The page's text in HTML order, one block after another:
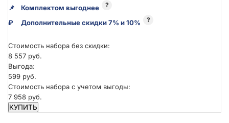
📌 Комплектом выгоднее ?
₽ Дополнительные скидки 7% и 10% ?
Стоимость набора без скидки:
8 557 руб.
Выгода:
599 руб.
Стоимость набора с учетом выгоды:
7 958 руб.
КУПИТЬ